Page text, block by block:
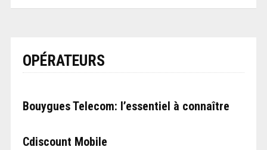
OPÉRATEURS
Bouygues Telecom: l’essentiel à connaître
Cdiscount Mobile